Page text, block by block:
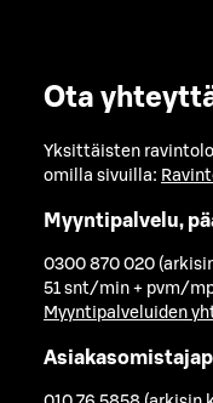
Ota
Yksittäisten
omilla sivuilla:
Myyntipalvelu,
0300 870 020
51 snt/min + pvm/
Myyntipalveluiden